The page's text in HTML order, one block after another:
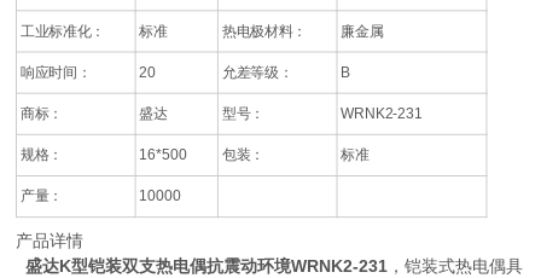
工业标准化： 标准 热电极材料： 廉金属
响应时间： 20 允差等级： B
商标： 盛达 型号： WRNK2-231
规格： 16*500 包装： 标准
产量： 10000
产品详情
盛达K型铠装双支热电偶抗震动环境WRNK2-231 ，铠装式热电偶具